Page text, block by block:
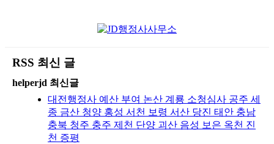
RSS 최신 글
helperjd 최신글
대전행정사 예산 부여 논산 계룡 소청심사 공주 세
종 금산 청양 홍성 서천 보령 서산 당진 태안 충남
충북 청주 충주 제천 단양 괴산 음성 보은 옥천 진
천 증평